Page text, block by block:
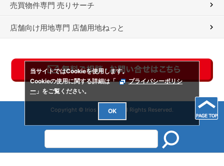
売買物件専門 売りサーチ
店舗向け用地専門 店舗用地ねっと
Copyright © Irios Co., Ltd. All Rights Reserved.
当サイトではCookieを使用します。
Cookieの使用に関する詳細は「
プライバシーポリシ
ー 」をご覧ください。
OK